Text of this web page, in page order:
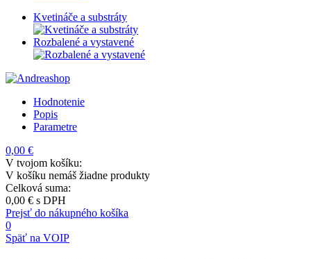
Kvetináče a substráty
Rozbalené a vystavené
Hodnotenie
Popis
Parametre
0,00 €
V tvojom košíku:
V košíku nemáš žiadne produkty
Celková suma:
0,00 € s DPH
Prejsť do nákupného košíka
0
Späť na VOIP